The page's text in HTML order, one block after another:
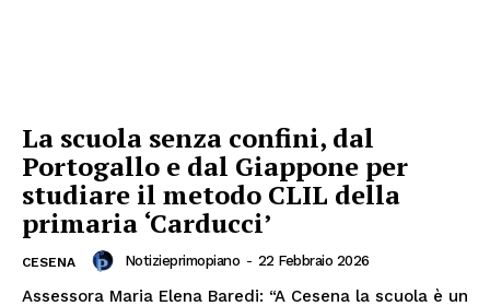
CONTENUTI
ECONOMIA
Esclusive
La scuola senza confini, dal
Portogallo e dal Giappone per
studiare il metodo CLIL della
primaria ‘Carducci’
CESENA Notizieprimopiano - 22 Febbraio 2026
Assessora Maria Elena Baredi: “A Cesena la scuola è un